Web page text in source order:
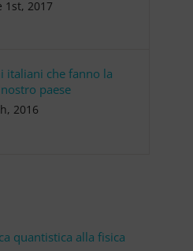
1st, 2017
italiani che fanno la
paese
2016
quantistica alla fisica